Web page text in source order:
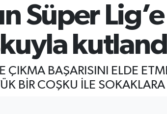
Süper
ÇIKMA BAŞARISINI ELDE
BİR COŞKU İLE